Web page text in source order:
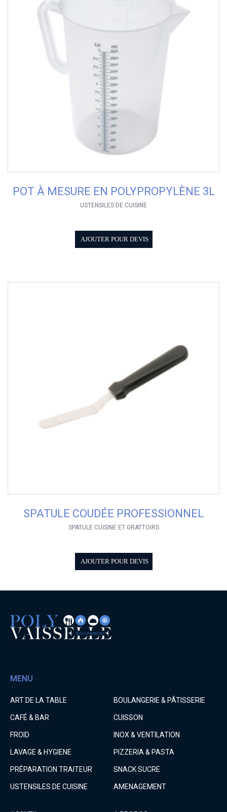
POT À MESURE EN POLYPROPYLÈNE 3L
USTENSILES DE CUISINE
AJOUTER POUR DEVIS
SPATULE COUDÉE PROFESSIONNEL
SPATULE CUISINE ET GRATTOIRS
AJOUTER POUR DEVIS
MENU
ART DE LA TABLE BOULANGERIE & PÂTISSERIE
CAFÉ & BAR CUISSON
FROID INOX & VENTILATION
LAVAGE & HYGIENE PIZZERIA & PASTA
PRÉPARATION TRAITEUR SNACK SUCRE
USTENSILES DE CUISINE AMENAGEMENT